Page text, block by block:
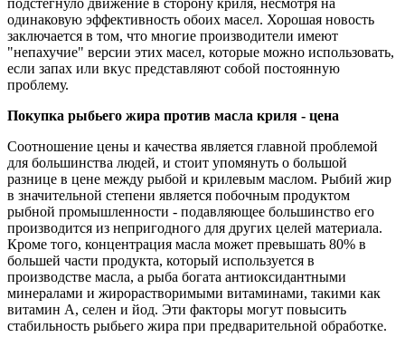
одинаковую эффективность обоих масел. Хорошая новость
заключается в том, что многие производители имеют
"непахучие" версии этих масел, которые можно использовать,
если запах или вкус представляют собой постоянную
проблему.
Покупка рыбьего жира против масла криля - цена
Соотношение цены и качества является главной проблемой
для большинства людей, и стоит упомянуть о большой
разнице в цене между рыбой и крилевым маслом. Рыбий жир
в значительной степени является побочным продуктом
рыбной промышленности - подавляющее большинство его
производится из непригодного для других целей материала.
Кроме того, концентрация масла может превышать 80% в
большей части продукта, который используется в
производстве масла, а рыба богата антиоксидантными
минералами и жирорастворимыми витаминами, такими как
витамин А, селен и йод. Эти факторы могут повысить
стабильность рыбьего жира при предварительной обработке.